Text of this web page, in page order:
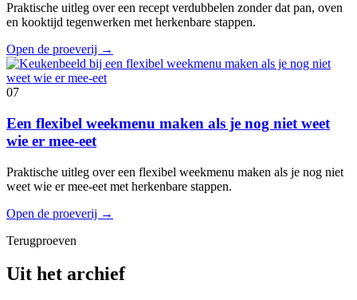
Praktische uitleg over een recept verdubbelen zonder dat pan, oven
en kooktijd tegenwerken met herkenbare stappen.
Open de proeverij →
07
Een flexibel weekmenu maken als je nog niet weet
wie er mee-eet
Praktische uitleg over een flexibel weekmenu maken als je nog niet
weet wie er mee-eet met herkenbare stappen.
Open de proeverij →
Terugproeven
Uit het archief